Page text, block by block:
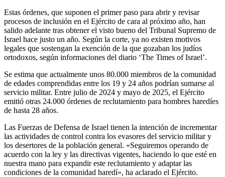
Estas órdenes, que suponen el primer paso para abrir y revisar
procesos de inclusión en el Ejército de cara al próximo año, han
salido adelante tras obtener el visto bueno del Tribunal Supremo de
Israel hace justo un año. Según la corte, ya no existen motivos
legales que sostengan la exención de la que gozaban los judíos
ortodoxos, según informaciones del diario ‘The Times of Israel’.
Se estima que actualmente unos 80.000 miembros de la comunidad
de edades comprendidas entre los 19 y 24 años podrían sumarse al
servicio militar. Entre julio de 2024 y mayo de 2025, el Ejército
emitió otras 24.000 órdenes de reclutamiento para hombres haredíes
de hasta 28 años.
Las Fuerzas de Defensa de Israel tienen la intención de incrementar
las actividades de control contra los evasores del servicio militar y
los desertores de la población general. «Seguiremos operando de
acuerdo con la ley y las directivas vigentes, haciendo lo que esté en
nuestra mano para expandir este reclutamiento y adaptar las
condiciones de la comunidad haredí», ha aclarado el Ejército.